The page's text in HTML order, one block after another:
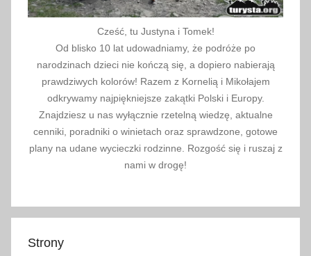
Cześć, tu Justyna i Tomek!
Od blisko 10 lat udowadniamy, że podróże po
narodzinach dzieci nie kończą się, a dopiero nabierają
prawdziwych kolorów! Razem z Kornelią i Mikołajem
odkrywamy najpiękniejsze zakątki Polski i Europy.
Znajdziesz u nas wyłącznie rzetelną wiedzę, aktualne
cenniki, poradniki o winietach oraz sprawdzone, gotowe
plany na udane wycieczki rodzinne. Rozgość się i ruszaj z
nami w drogę!
Strony